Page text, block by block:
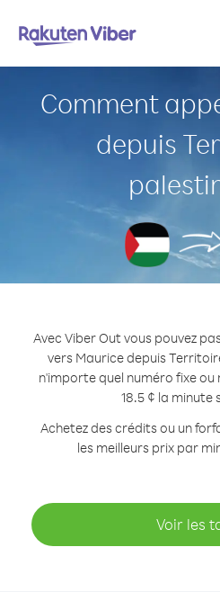
Comment
depuis
Avec Viber Out vous pouvez
vers Maurice depuis
n'importe quel numéro fixe ou
18.5 ¢ la minute
Achetez des crédits ou un
les meilleurs prix par
Voir les